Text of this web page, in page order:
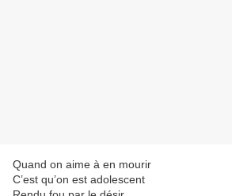
Quand on aime à en mourir
C’est qu’on est adolescent